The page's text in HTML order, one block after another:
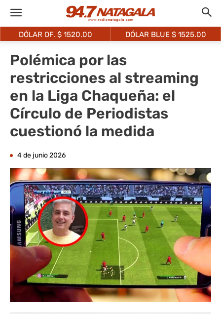
DÓLAR OF. $ 1520.00 DÓLAR BLUE $ 1525.00
Polémica por las
restricciones al streaming
en la Liga Chaqueña: el
Círculo de Periodistas
cuestionó la medida
4 de junio 2026